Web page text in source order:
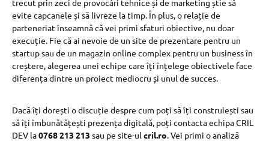
trecut prin zeci de provocări tehnice și de marketing știe să
evite capcanele și să livreze la timp. În plus, o relație de
parteneriat înseamnă că vei primi sfaturi obiective, nu doar
execuție. Fie că ai nevoie de un site de prezentare pentru un
startup sau de un magazin online complex pentru un business în
creștere, alegerea unei echipe care îți înțelege obiectivele face
diferența dintre un proiect mediocru și unul de succes.
Dacă îți dorești o discuție despre cum poți să îți construiești sau
să îți îmbunătățești prezența digitală, poți contacta echipa CRIL
DEV la0768 213 213 sau pe site-ul cril.ro. Vei primi o analiză